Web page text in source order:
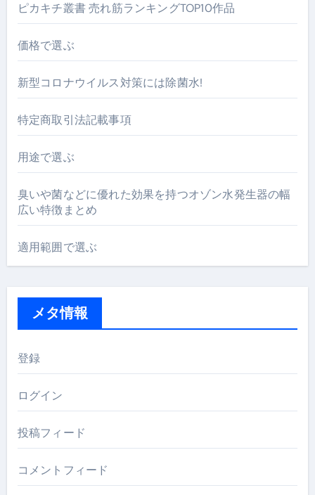
ピカキチ叢書 売れ筋ランキングTOP10作品
価格で選ぶ
新型コロナウイルス対策には除菌水!
特定商取引法記載事項
用途で選ぶ
臭いや菌などに優れた効果を持つオゾン水発生器の幅
広い特徴まとめ
適用範囲で選ぶ
メタ情報
登録
ログイン
投稿フィード
コメントフィード